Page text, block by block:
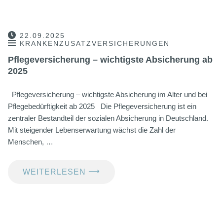
22.09.2025
KRANKENZUSATZVERSICHERUNGEN
Pflegeversicherung – wichtigste Absicherung ab
2025
Pflegeversicherung – wichtigste Absicherung im Alter und bei
Pflegebedürftigkeit ab 2025 Die Pflegeversicherung ist ein
zentraler Bestandteil der sozialen Absicherung in Deutschland.
Mit steigender Lebenserwartung wächst die Zahl der
Menschen, …
WEITERLESEN ⟶